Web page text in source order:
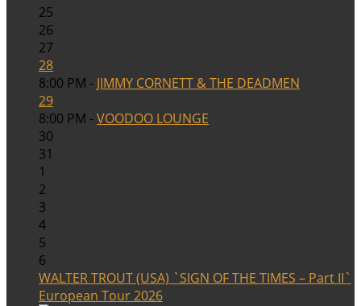
25
26
27
28
8:00 PM - JIMMY CORNETT & THE DEADMEN
29
8:00 PM -VOODOO LOUNGE
30
31
1
2
3
4
5
6
WALTER TROUT (USA) `SIGN OF THE TIMES – Part II`
European Tour 2026